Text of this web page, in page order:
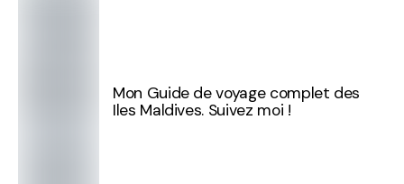
Mon Guide de voyage complet des
Iles Maldives. Suivez moi !